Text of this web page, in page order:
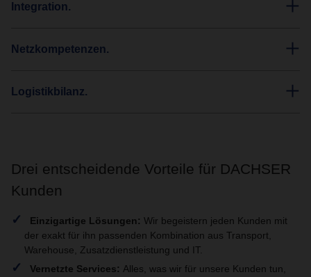
Integration.
Netzkompetenzen.
Logistikbilanz.
Drei entscheidende Vorteile für DACHSER
Kunden
Einzigartige Lösungen: Wir begeistern jeden Kunden mit
der exakt für ihn passenden Kombination aus Transport,
Warehouse, Zusatzdienstleistung und IT.
Vernetzte Services: Alles, was wir für unsere Kunden tun,